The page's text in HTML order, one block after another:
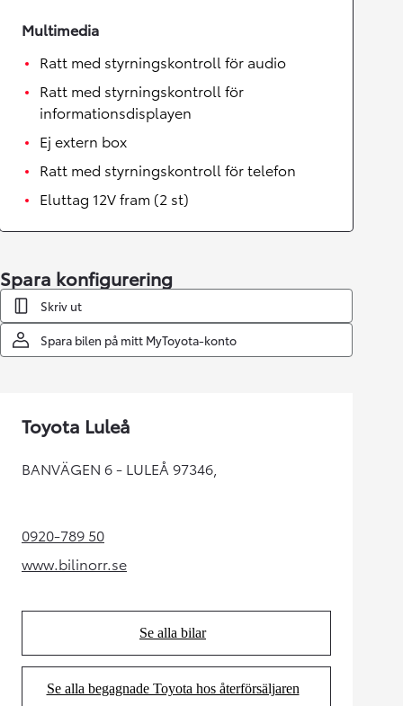
Multimedia
Ratt med styrningskontroll för audio
Ratt med styrningskontroll för
informationsdisplayen
Ej extern box
Ratt med styrningskontroll för telefon
Eluttag 12V fram (2 st)
Spara konfigurering
Skriv ut
Spara bilen på mitt MyToyota-konto
Toyota Luleå
BANVÄGEN 6 - LULEÅ 97346,
0920-789 50(Opens in new tab)
www.bilinorr.se(Opens in new tab)
Se alla bilar
(Opens in new tab)
Se alla begagnade Toyota hos återförsäljaren
(Opens in new tab)